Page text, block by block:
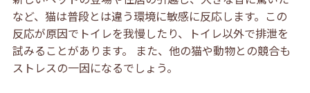
など、猫は普段とは違う環境に敏感に反応します。この
反応が原因でトイレを我慢したり、トイレ以外で排泄を
試みることがあります。 また、他の猫や動物との競合も
ストレスの一因になるでしょう。